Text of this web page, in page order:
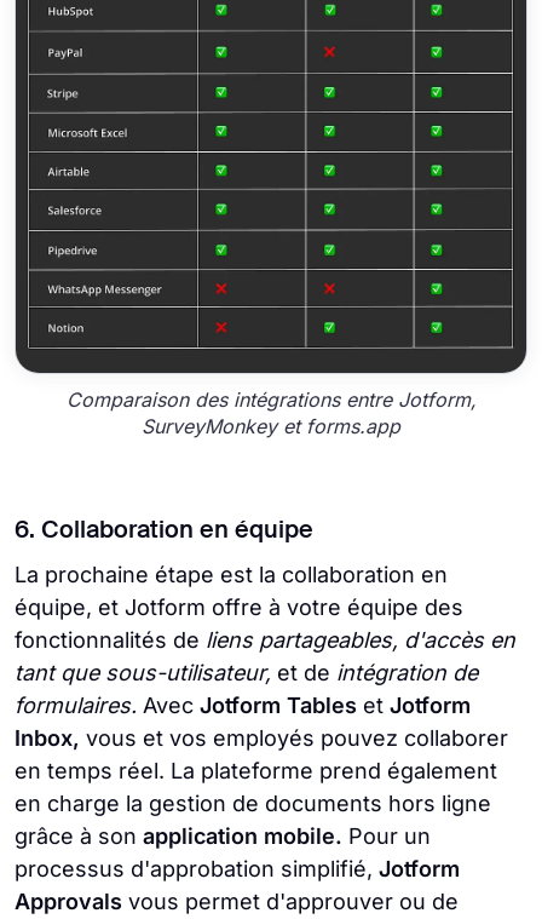
Comparaison des intégrations entre Jotform,
SurveyMonkey et forms.app
6. Collaboration en équipe
La prochaine étape est la collaboration en
équipe, et Jotform offre à votre équipe des
fonctionnalités de liens partageables, d'accès en
tant que sous-utilisateur, et de intégration de
formulaires. Avec Jotform Tables et Jotform
Inbox, vous et vos employés pouvez collaborer
en temps réel. La plateforme prend également
en charge la gestion de documents hors ligne
grâce à son application mobile. Pour un
processus d'approbation simplifié, Jotform
Approvals vous permet d'approuver ou de